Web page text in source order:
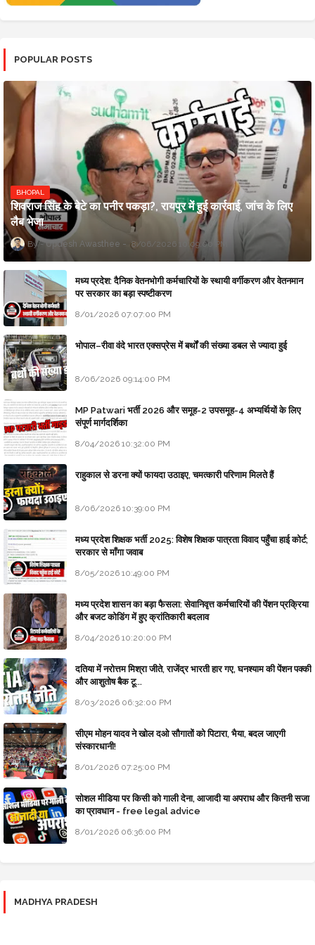
POPULAR POSTS
BHOPAL
शिवराज सिंह के बेटे का पनीर पकड़ा?, रायपुर में हुई कार्रवाई, जांच के लिए
लैब भेजा
Updesh Awasthee 8/06/2026 10:09:00 PM
मध्य प्रदेश: दैनिक वेतनभोगी कर्मचारियों के स्थायी वर्गीकरण और वेतनमान
पर सरकार का बड़ा स्पष्टीकरण
8/01/2026 07:07:00 PM
भोपाल–रीवा वंदे भारत एक्सप्रेस में बर्थों की संख्या डबल से ज्यादा हुई
8/06/2026 09:14:00 PM
MP Patwari भर्ती 2026 और समूह-2 उपसमूह-4 अभ्यर्थियों के लिए
संपूर्ण मार्गदर्शिका
8/04/2026 10:32:00 PM
राहुकाल से डरना क्यों फायदा उठाइए, चमत्कारी परिणाम मिलते हैं
8/06/2026 10:39:00 PM
मध्य प्रदेश शिक्षक भर्ती 2025: विशेष शिक्षक पात्रता विवाद पहुँचा हाई कोर्ट;
सरकार से माँगा जवाब
8/05/2026 10:49:00 PM
मध्य प्रदेश शासन का बड़ा फैसला: सेवानिवृत्त कर्मचारियों की पेंशन प्रक्रिया
और बजट कोडिंग में हुए क्रांतिकारी बदलाव
8/04/2026 10:20:00 PM
दतिया में नरोत्तम मिश्रा जीते, राजेंद्र भारती हार गए, घनश्याम की पेंशन पक्की
और आशुतोष बैक टू...
8/03/2026 06:32:00 PM
सीएम मोहन यादव ने खोल दओ सौगातों को पिटारा, भैया, बदल जाएगी
संस्कारधानी!
8/01/2026 07:25:00 PM
सोशल मीडिया पर किसी को गाली देना, आजादी या अपराध और कितनी सजा
का प्रावधान - free legal advice
8/01/2026 06:36:00 PM
MADHYA PRADESH